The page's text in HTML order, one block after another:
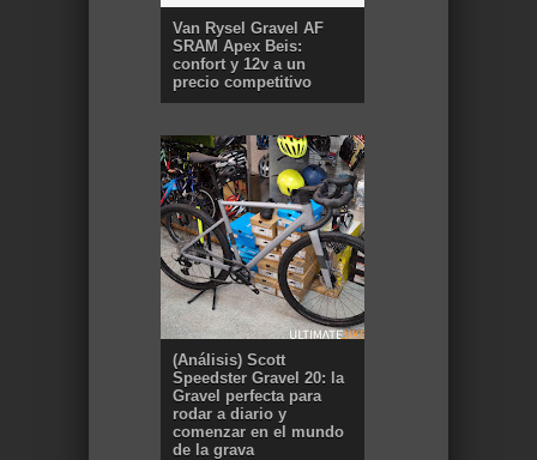
Van Rysel Gravel AF
SRAM Apex Beis:
confort y 12v a un
precio competitivo
(Análisis) Scott
Speedster Gravel 20: la
Gravel perfecta para
rodar a diario y
comenzar en el mundo
de la grava